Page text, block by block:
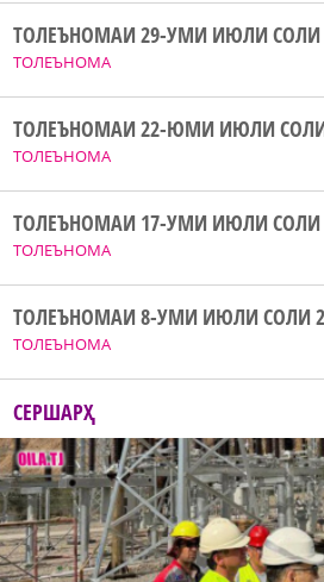
ТОЛЕЪНОМА
ТОЛЕЪНОМАИ 29-УМИ ИЮЛИ СОЛИ
ТОЛЕЪНОМА
ТОЛЕЪНОМАИ 22-ЮМИ ИЮЛИ СОЛИ
ТОЛЕЪНОМА
ТОЛЕЪНОМАИ 17-УМИ ИЮЛИ СОЛИ
ТОЛЕЪНОМА
ТОЛЕЪНОМАИ 8-УМИ ИЮЛИ СОЛИ
СЕРШАРҲ